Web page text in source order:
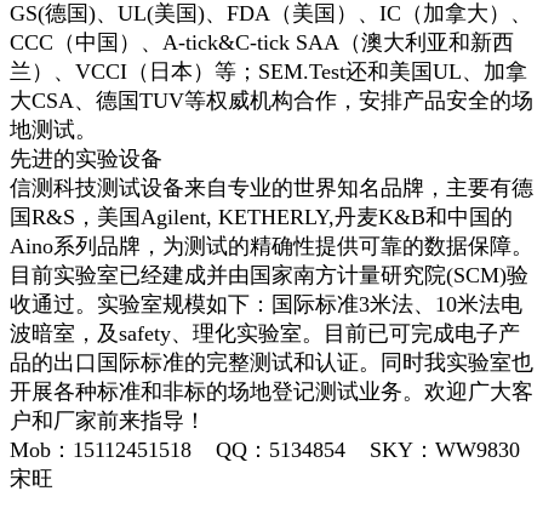
GS(德国)、UL(美国)、FDA（美国）、IC（加拿大）、
CCC（中国）、A-tick&C-tick SAA（澳大利亚和新西
兰）、VCCI（日本）等；SEM.Test还和美国UL、加拿
大CSA、德国TUV等权威机构合作，安排产品安全的场
地测试。
先进的实验设备
信测科技测试设备来自专业的世界知名品牌，主要有德
国R&S，美国Agilent, KETHERLY,丹麦K&B和中国的
Aino系列品牌，为测试的精确性提供可靠的数据保障。
目前实验室已经建成并由国家南方计量研究院(SCM)验
收通过。实验室规模如下：国际标准3米法、10米法电
波暗室，及safety、理化实验室。目前已可完成电子产
品的出口国际标准的完整测试和认证。同时我实验室也
开展各种标准和非标的场地登记测试业务。欢迎广大客
户和厂家前来指导！
Mob：15112451518 QQ：5134854 SKY：WW9830
宋旺